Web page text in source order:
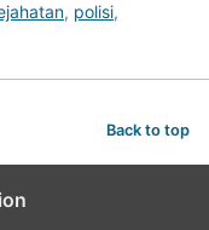
, polisi,
Back to top